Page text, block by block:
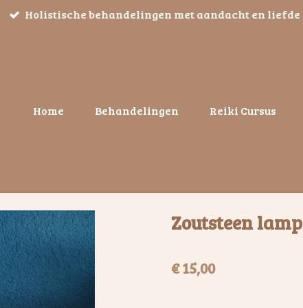
Holistische behandelingen met aandacht en liefde
Home Behandelingen Reiki Cursus
Zoutsteen lamp
€ 15,00